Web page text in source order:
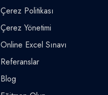
Çerez Politikası
Çerez Yönetimi
Online Excel Sınavı
Referanslar
Blog